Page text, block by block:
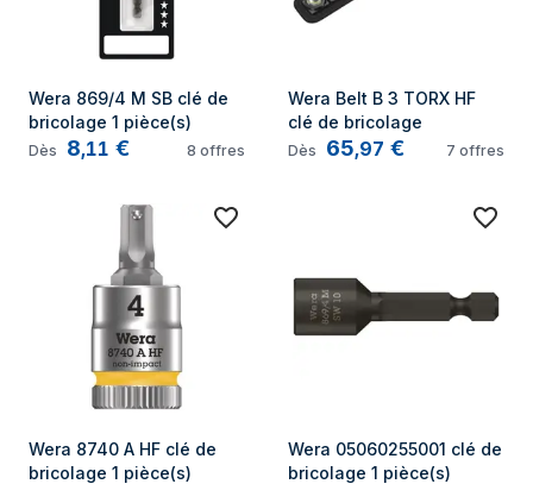
Wera 869/4 M SB clé de
bricolage 1 pièce(s)
Dès 8,11 € 8 offres
Wera Belt B 3 TORX HF
clé de bricolage
Dès 65,97 € 7 offres
Wera 8740 A HF clé de
bricolage 1 pièce(s)
Wera 05060255001 clé de
bricolage 1 pièce(s)